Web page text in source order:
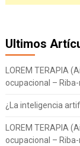
Ultimos
LOREM TERAPIA
ocupacional –
¿La inteligencia
LOREM TERAPIA
ocupacional –